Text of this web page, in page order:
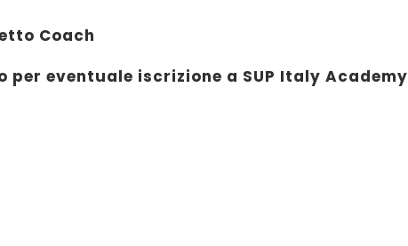
Coach
per eventuale iscrizione a SUP Italy Academy